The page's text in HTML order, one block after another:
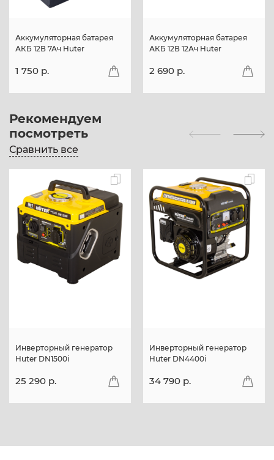
Аккумуляторная батарея
АКБ 12В 7Ач Huter
1 750 p.
Аккумуляторная батарея
АКБ 12В 12Ач Huter
2 690 p.
Рекомендуем
посмотреть
Сравнить все
Инверторный генератор
Huter DN1500i
25 290 p.
Инверторный генератор
Huter DN4400i
34 790 p.